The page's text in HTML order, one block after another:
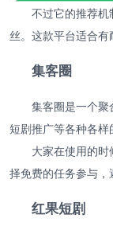
不过它的推荐
丝。这款平台适合有
集客圈
集客圈是一个聚
短剧推广等各种各样
大家在使用的
择免费的任务参与，
红果短剧